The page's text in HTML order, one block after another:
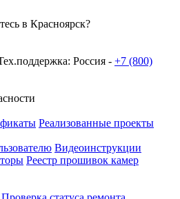
в Красноярск?
Россия - +7 (800)
Реализованные проекты
Видеоинструкции
Реестр прошивок камер